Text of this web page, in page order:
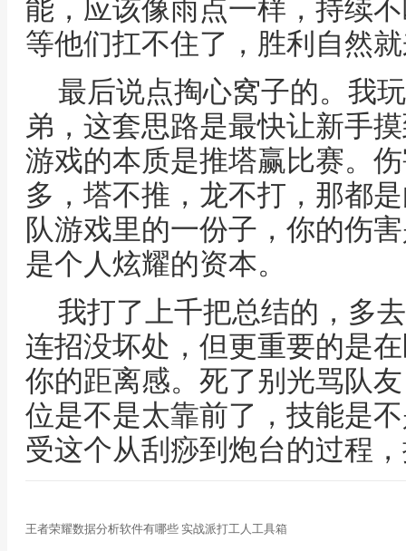
能，应该像雨点一样，持续
等他们扛不住了，胜利自然
最后说点掏心窝子的。我
弟，这套思路是最快让新手
游戏的本质是推塔赢比赛。
多，塔不推，龙不打，那都
队游戏里的一份子，你的伤
是个人炫耀的资本。
我打了上千把总结的，多
连招没坏处，但更重要的是
你的距离感。死了别光骂队
位是不是太靠前了，技能是
受这个从刮痧到炮台的过程
王者荣耀数据分析软件有哪些 实战派打工人工具箱